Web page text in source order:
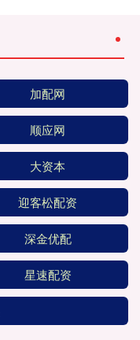
加配网
顺应网
大资本
迎客松配资
深金优配
星速配资